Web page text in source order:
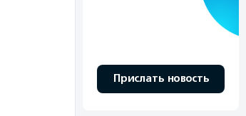
Прислать новость